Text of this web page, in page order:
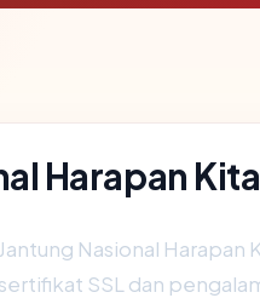
Harapan
Nasional
SSL dan